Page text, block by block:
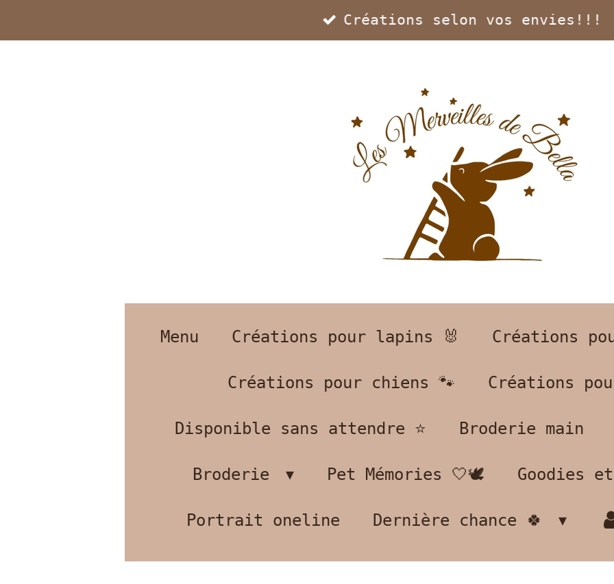
au
Créations selon vos envies!!!
Menu Créations pour lapins 🐰 Créations
Créations pour chiens 🐾 Créations
Disponible sans attendre ⭐️ Broderie main
Broderie Pet Mémories 🤍🕊️ Goodies
Portrait oneline Dernière chance 🍀